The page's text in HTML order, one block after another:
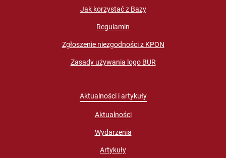
Jak korzystać z Bazy
Regulamin
Zgłoszenie niezgodności z KPON
Zasady używania logo BUR
Aktualności i artykuły
Aktualności
Wydarzenia
Artykuły